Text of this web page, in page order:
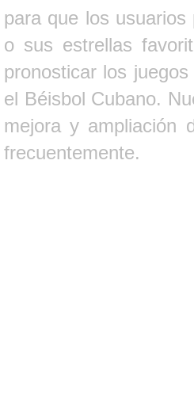
para que los
o sus estrellas
pronosticar los
el Béisbol Cubano.
mejora y ampliación
frecuentemente.